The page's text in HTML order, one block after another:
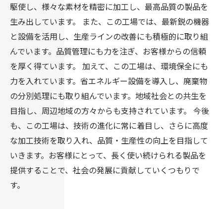
駆使し、様々な素材を精密に加工し、最高品質の製品を
生み出しています。 また、この工場では、最新鋭の機器
と設備を活用し、生産ラインの改善にも積極的に取り組
んでいます。品質管理にも力を注ぎ、お客様からの信頼
を厚く得ています。 加えて、この工場は、環境保全にも
力を入れています。省エネルギー設備を導入し、廃棄物
の分別処理にも取り組んでいます。地域社会との共生を
目指し、周辺地域の方々からも支持されています。 今後
も、この工場は、技術の進化に常に着目し、さらに高度
な加工技術を取り入れ、品質・生産性の向上を目指して
いきます。お客様にとって、長く使い続けられる製品を
提供することで、社会の発展に貢献していくつもりで
す。